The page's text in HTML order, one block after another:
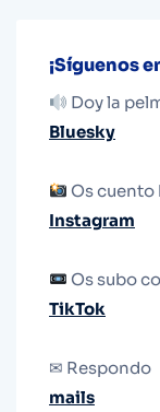
¡Síguenos
Doy la
Bluesky
Os cuento
Instagram
Os subo
TikTok
✉ Respondo
mails